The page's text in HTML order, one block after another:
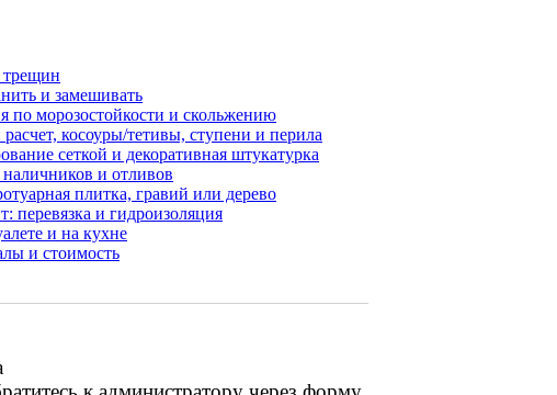
трещин
и замешивать
по морозостойкости и скольжению
косоуры/тетивы, ступени и перила
сеткой и декоративная штукатурка
и отливов
плитка, гравий или дерево
перевязка и гидроизоляция
и на кухне
и стоимость